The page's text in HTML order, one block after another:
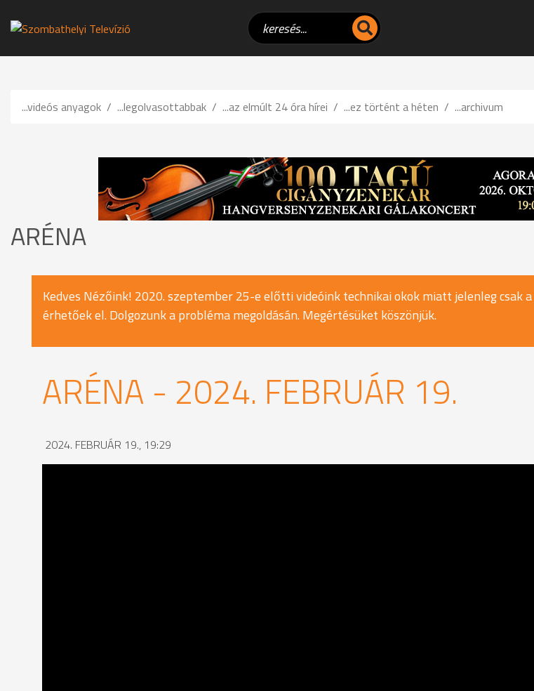
...videós anyagok ...legolvasottabbak ...az elmúlt 24 óra hírei ...ez történt a héten ...archivum
ARÉNA
Kedves Nézőink! 2020. szeptember 25-e előtti videóink technikai okok miatt jelenleg csak a
érhetőek el. Dolgozunk a probléma megoldásán. Megértésüket köszönjük.
ARÉNA - 2024. FEBRUÁR 19.
2024. FEBRUÁR 19., 19:29